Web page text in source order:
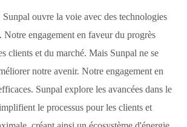
ouvre la voie avec des technologies
Notre engagement en faveur du progrès
clients et du marché. Mais Sunpal ne se
notre avenir. Notre engagement en
Sunpal explore les avancées dans le
le processus pour les clients et